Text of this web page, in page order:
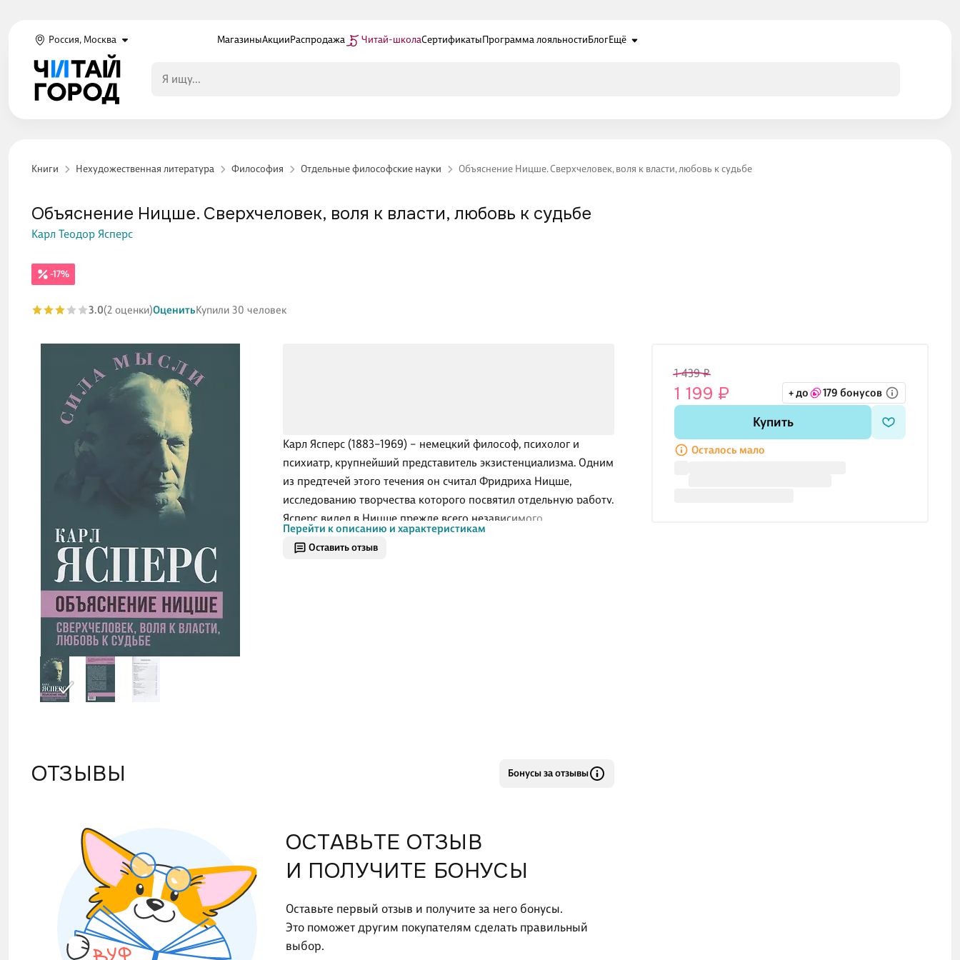
Россия, Москва МагазиныАкцииРаспродажа Читай-школаСертификатыПрограмма лояльностиБлогЕщё
Книги Нехудожественная литература Философия Отдельные философские науки Объяснение Ницше. Сверхчеловек, воля к власти, любовь к судьбе
Оставить отзыв
Карл Ясперс (1883–1969) – немецкий философ, психолог и
психиатр, крупнейший представитель экзистенциализма. Одним
из предтечей этого течения он считал Фридриха Ницше,
исследованию творчества которого посвятил отдельную работу.
Ясперс видел в Ницше прежде всего независимого
оригинального мыслителя, разоблачающего всяческие иллюзии:
«Так происходит становление свободного ума вне границ
Перейти к описанию и характеристикам
-17%
Объяснение Ницше. Сверхчеловек, воля к власти, любовь к судьбе
Карл Теодор Ясперс
3.0(2 оценки)ОценитьКупили 30 человек
1 439 ₽
1 199 ₽ + до 179 бонусов
Купить
Осталось мало
ОТЗЫВЫ Бонусы за отзывы
ОСТАВЬТЕ ОТЗЫВ
И ПОЛУЧИТЕ БОНУСЫ
Оставьте первый отзыв и получите за него бонусы.
Это поможет другим покупателям сделать правильный
выбор.